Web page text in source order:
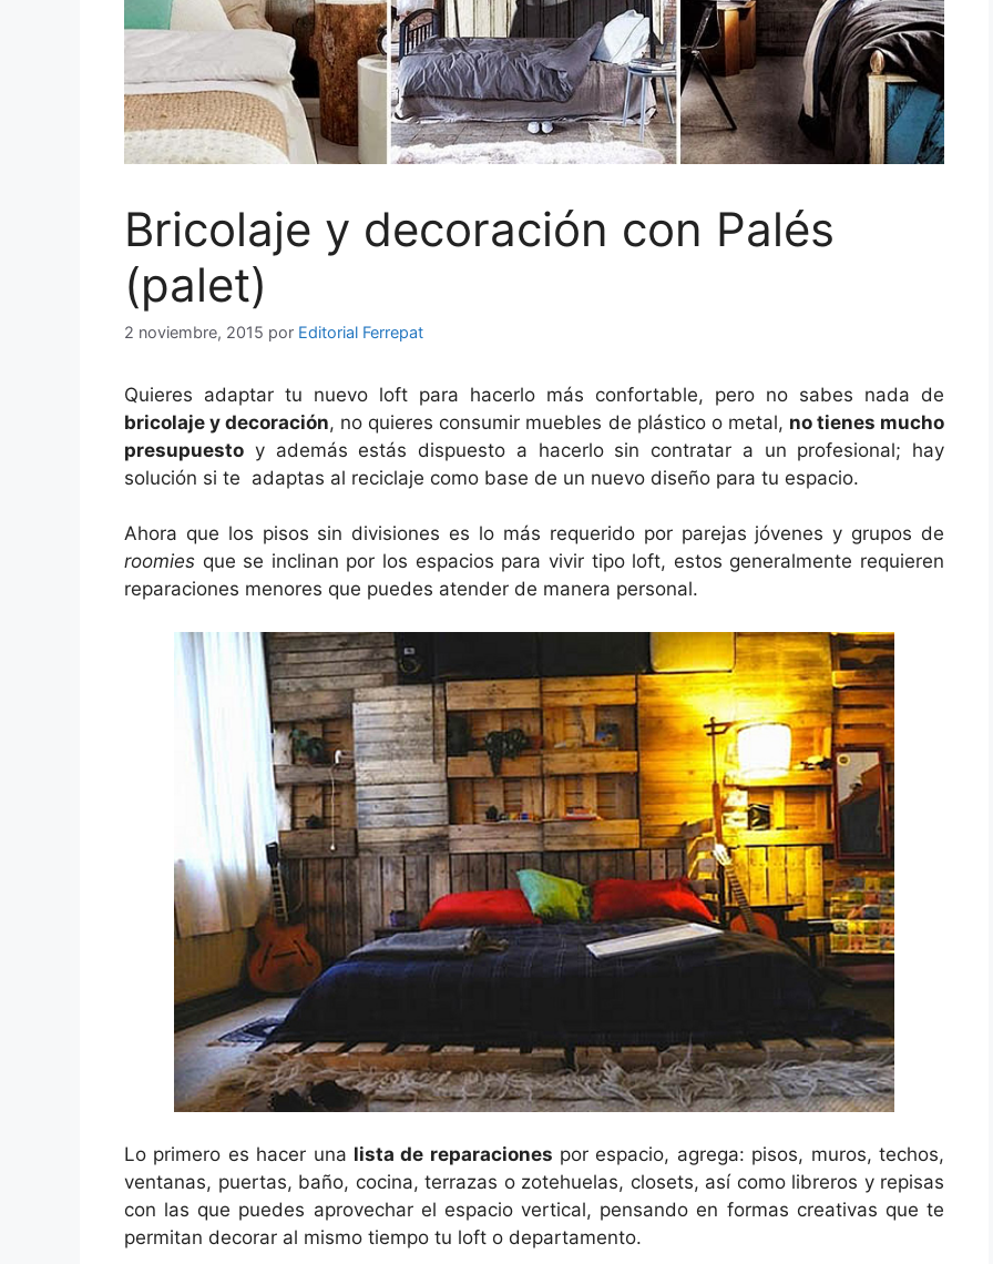
Bricolaje y decoración con Palés
(palet)
2 noviembre, 2015 por Editorial Ferrepat
Quieres adaptar tu nuevo loft para hacerlo más confortable, pero no sabes nada de
bricolaje y decoración, no quieres consumir muebles de plástico o metal, no tienes mucho
presupuesto y además estás dispuesto a hacerlo sin contratar a un profesional; hay
solución si te adaptas al reciclaje como base de un nuevo diseño para tu espacio.
Ahora que los pisos sin divisiones es lo más requerido por parejas jóvenes y grupos de
roomies que se inclinan por los espacios para vivir tipo loft, estos generalmente requieren
reparaciones menores que puedes atender de manera personal.
Lo primero es hacer una lista de reparaciones por espacio, agrega: pisos, muros, techos,
ventanas, puertas, baño, cocina, terrazas o zotehuelas, closets, así como libreros y repisas
con las que puedes aprovechar el espacio vertical, pensando en formas creativas que te
permitan decorar al mismo tiempo tu loft o departamento.